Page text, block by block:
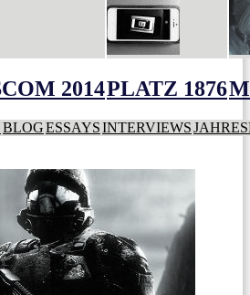
2014PLATZ 1876
BLOGESSAYSINTERVIEWS